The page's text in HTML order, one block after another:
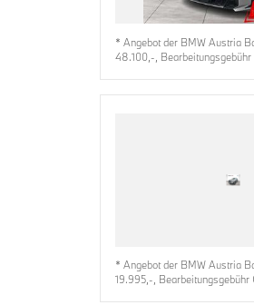
* Angebot der BMW Austria
48.100,-,
* Angebot der BMW Austria
19.995,-,